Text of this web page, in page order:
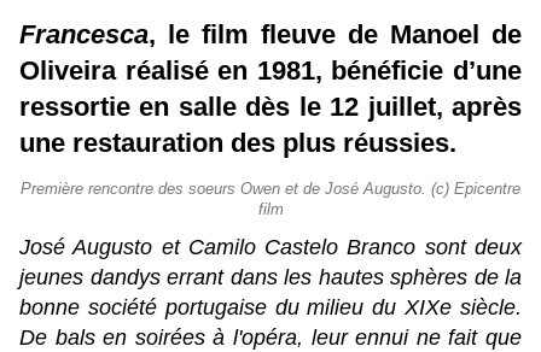
Francesca, le film fleuve de Manoel de
Oliveira réalisé en 1981, bénéficie d’une
ressortie en salle dès le 12 juillet, après
une restauration des plus réussies.
Première rencontre des soeurs Owen et de José Augusto. (c) Epicentre
film
José Augusto et Camilo Castelo Branco sont deux
jeunes dandys errant dans les hautes sphères de la
bonne société portugaise du milieu du XIXe siècle.
De bals en soirées à l'opéra, leur ennui ne fait que